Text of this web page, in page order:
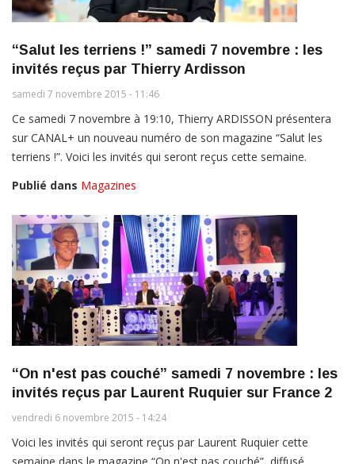
“Salut les terriens !” samedi 7 novembre : les
invités reçus par Thierry Ardisson
samedi 7 novembre 2015 - 11:46
Ce samedi 7 novembre à 19:10, Thierry ARDISSON présentera
sur CANAL+ un nouveau numéro de son magazine “Salut les
terriens !”. Voici les invités qui seront reçus cette semaine.
Publié dans Magazines
“On n'est pas couché” samedi 7 novembre : les
invités reçus par Laurent Ruquier sur France 2
vendredi 6 novembre 2015 - 14:24
Voici les invités qui seront reçus par Laurent Ruquier cette
semaine dans le magazine “On n'est pas couché”, diffusé